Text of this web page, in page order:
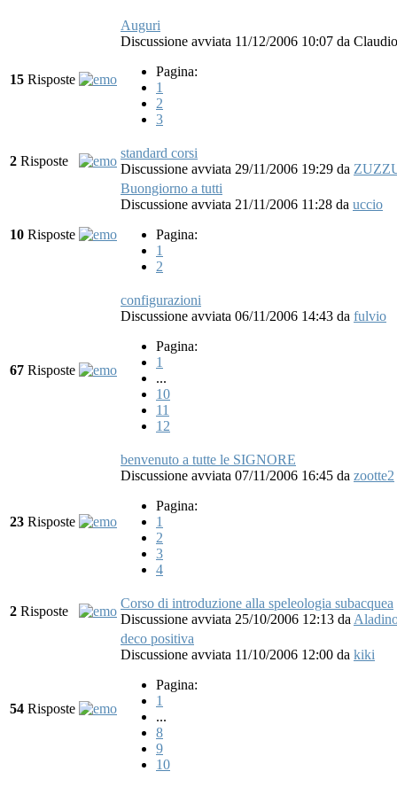
15 Risposte
Auguri
Discussione avviata 11/12/2006 10:07 da
Pagina:
1
2
3
2 Risposte
standard corsi
Discussione avviata 29/11/2006 19:29 da
10 Risposte
Buongiorno a tutti
Discussione avviata 21/11/2006 11:28 da uccio
Pagina:
1
2
67 Risposte
configurazioni
Discussione avviata 06/11/2006 14:43 da fulvio
Pagina:
1
...
10
11
12
23 Risposte
benvenuto a tutte le SIGNORE
Discussione avviata 07/11/2006 16:45 da zootte2
Pagina:
1
2
3
4
2 Risposte
Corso di introduzione alla speleologia subacquea
Discussione avviata 25/10/2006 12:13 da
54 Risposte
deco positiva
Discussione avviata 11/10/2006 12:00 da kiki
Pagina:
1
...
8
9
10